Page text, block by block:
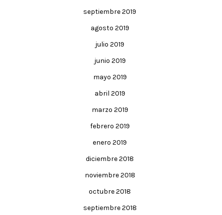
septiembre 2019
agosto 2019
julio 2019
junio 2019
mayo 2019
abril 2019
marzo 2019
febrero 2019
enero 2019
diciembre 2018
noviembre 2018
octubre 2018
septiembre 2018